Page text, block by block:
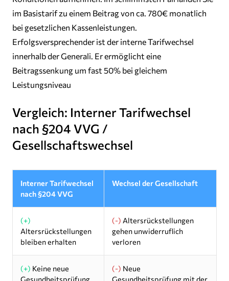
im Basistarif zu einem Beitrag von ca. 780€ monatlich
bei gesetzlichen Kassenleistungen.
Erfolgsversprechender ist der interne Tarifwechsel
innerhalb der Generali. Er ermöglicht eine
Beitragssenkung um fast 50% bei gleichem
Leistungsniveau
Vergleich: Interner Tarifwechsel
nach §204 VVG /
Gesellschaftswechsel
Interner Tarifwechsel
nach §204 VVG
Wechsel der Gesellschaft
(+)
Altersrückstellungen
bleiben erhalten
(-) Altersrückstellungen
gehen unwiderruflich
verloren
(+) Keine neue
Gesundheitsprüfung
(-) Neue
Gesundheitsprüfung mit der